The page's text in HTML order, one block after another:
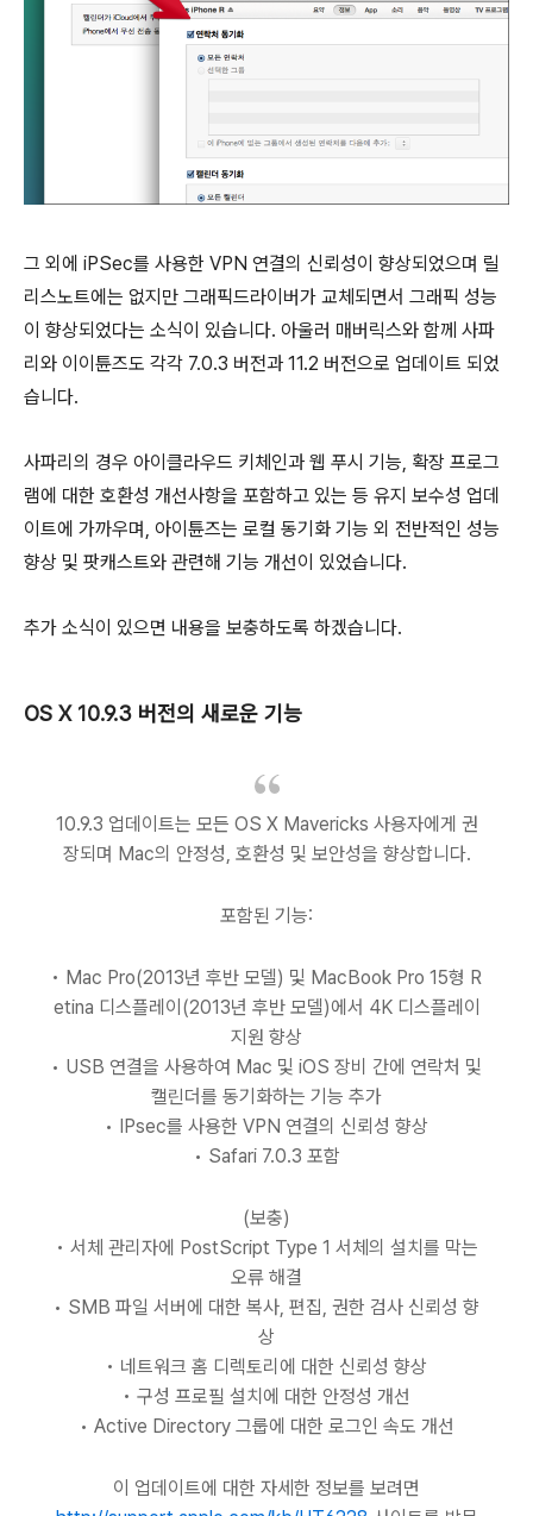
그 외에 iPSec를 사용한 VPN 연결의 신뢰성이 향상되었으며 릴
리스노트에는 없지만 그래픽드라이버가 교체되면서 그래픽 성능
이 향상되었다는 소식이 있습니다. 아울러 매버릭스와 함께 사파
리와 이이튠즈도 각각 7.0.3 버전과 11.2 버전으로 업데이트 되었
습니다.
사파리의 경우 아이클라우드 키체인과 웹 푸시 기능, 확장 프로그
램에 대한 호환성 개선사항을 포함하고 있는 등 유지 보수성 업데
이트에 가까우며, 아이튠즈는 로컬 동기화 기능 외 전반적인 성능
향상 및 팟캐스트와 관련해 기능 개선이 있었습니다.
추가 소식이 있으면 내용을 보충하도록 하겠습니다.
OS X 10.9.3 버전의 새로운 기능
10.9.3 업데이트는 모든 OS X Mavericks 사용자에게 권
장되며 Mac의 안정성, 호환성 및 보안성을 향상합니다.
포함된 기능:
• Mac Pro(2013년 후반 모델) 및 MacBook Pro 15형 R
etina 디스플레이(2013년 후반 모델)에서 4K 디스플레이
지원 향상
• USB 연결을 사용하여 Mac 및 iOS 장비 간에 연락처 및
캘린더를 동기화하는 기능 추가
• IPsec를 사용한 VPN 연결의 신뢰성 향상
• Safari 7.0.3 포함
(보충)
• 서체 관리자에 PostScript Type 1 서체의 설치를 막는
오류 해결
• SMB 파일 서버에 대한 복사, 편집, 권한 검사 신뢰성 향
상
• 네트워크 홈 디렉토리에 대한 신뢰성 향상
• 구성 프로필 설치에 대한 안정성 개선
• Active Directory 그룹에 대한 로그인 속도 개선
이 업데이트에 대한 자세한 정보를 보려면